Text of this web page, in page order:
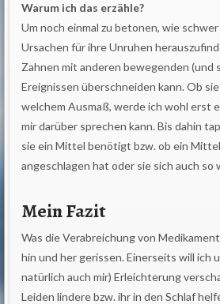
Warum ich das erzähle?
Um noch einmal zu betonen, wie
Ursachen für ihre Unruhen
Zahnen mit anderen bewegenden (und
Ereignissen überschneiden kann. Ob
welchem Ausmaß, werde ich wohl erst
mir darüber sprechen kann. Bis dahin
sie ein Mittel benötigt bzw. ob ein
angeschlagen hat oder sie sich auch
Mein Fazit
Was die Verabreichung von
hin und her gerissen. Einerseits will ich
natürlich auch mir) Erleichterung
Leiden lindere bzw. ihr in den Schlaf